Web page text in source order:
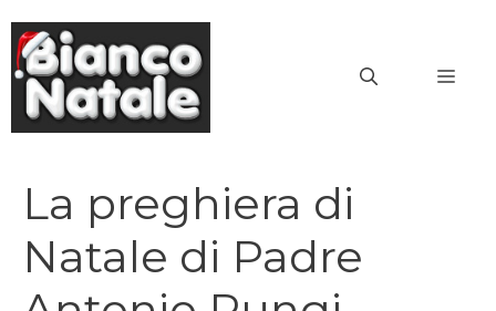
contenuto
La preghiera di
Natale di Padre